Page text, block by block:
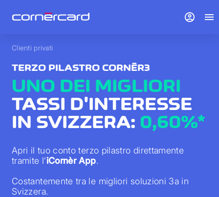
Clienti privati
TERZO PILASTRO CORNÈR3
UNO DEI MIGLIORI
TASSI D'INTERESSE
IN SVIZZERA: 0,60%*
Apri il tuo conto terzo pilastro direttamente
tramite l’iCornèr App.
Costantemente tra le migliori soluzioni 3a in
Svizzera.
account_circle menu